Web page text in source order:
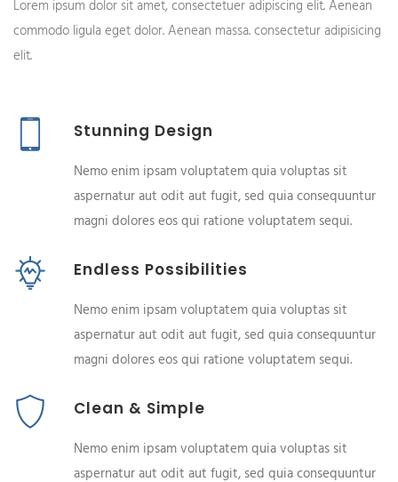
Lorem ipsum dolor sit amet, consectetuer adipiscing elit. Aenean
commodo ligula eget dolor. Aenean massa. consectetur adipisicing
elit.
Stunning Design
Nemo enim ipsam voluptatem quia voluptas sit
aspernatur aut odit aut fugit, sed quia consequuntur
magni dolores eos qui ratione voluptatem sequi.
Endless Possibilities
Nemo enim ipsam voluptatem quia voluptas sit
aspernatur aut odit aut fugit, sed quia consequuntur
magni dolores eos qui ratione voluptatem sequi.
Clean & Simple
Nemo enim ipsam voluptatem quia voluptas sit
aspernatur aut odit aut fugit, sed quia consequuntur